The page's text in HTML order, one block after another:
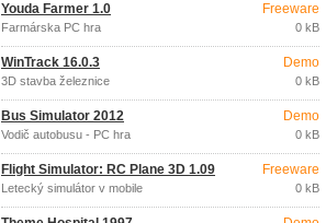
Youda Farmer 1.0
Farmárska PC hra
Freeware
0 kB
WinTrack 16.0.3
3D stavba železnice
Demo
0 kB
Bus Simulator 2012
Vodič autobusu - PC hra
Demo
0 kB
Flight Simulator: RC Plane 3D 1.09
Letecký simulátor v mobile
Freeware
0 kB